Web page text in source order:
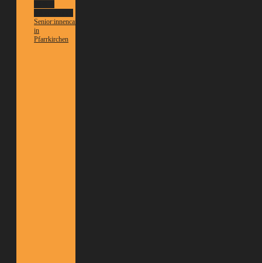
Senior:innencafé
in
Pfarrkirchen